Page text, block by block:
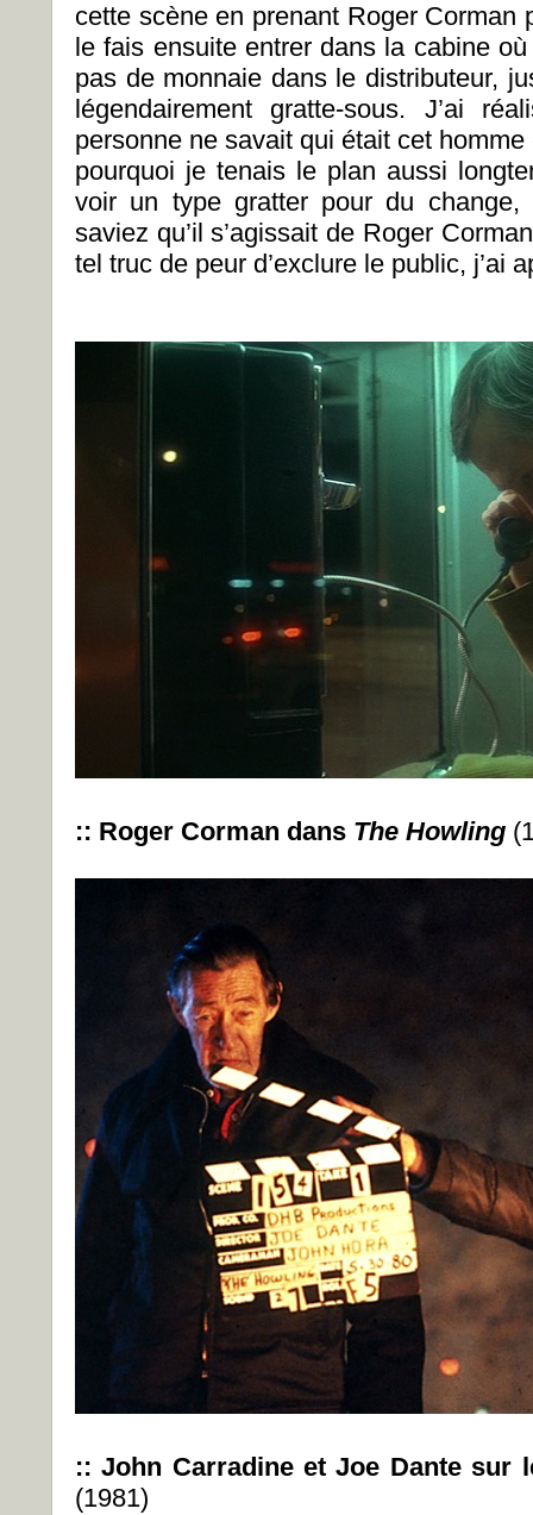
cette scène en prenant Roger Corman
le fais ensuite entrer dans la cabine
pas de monnaie dans le distributeur,
légendairement gratte-sous. J’ai
personne ne savait qui était cet
pourquoi je tenais le plan aussi
voir un type gratter pour du change,
saviez qu’il s’agissait de Roger
tel truc de peur d’exclure le public, j’ai
:: Roger Corman dans The Howling
:: John Carradine et Joe Dante sur
(1981)